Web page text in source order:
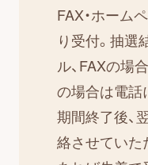
FAX・ホーム
り受付。抽
ル、FAXの場
の場合は電話
期間終了後、
絡させていた